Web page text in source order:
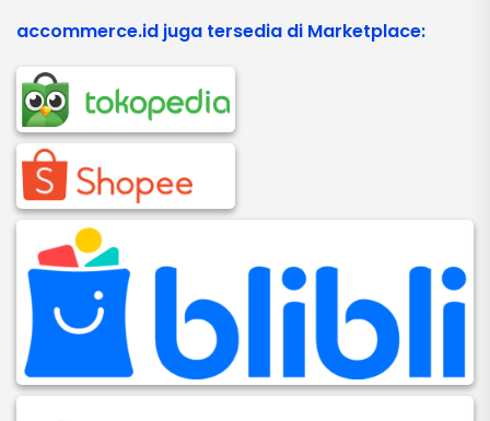
accommerce.id juga tersedia di Marketplace: